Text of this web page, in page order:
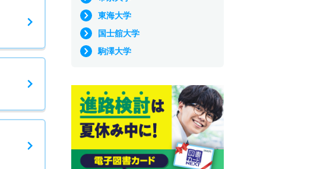
東海大学
国士舘大学
駒澤大学